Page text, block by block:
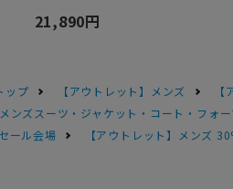
21,890円
ップ 【アウトレット】メンズ
メンズスーツ・ジャケット・コート・フォ
セール会場 【アウトレット】メンズ